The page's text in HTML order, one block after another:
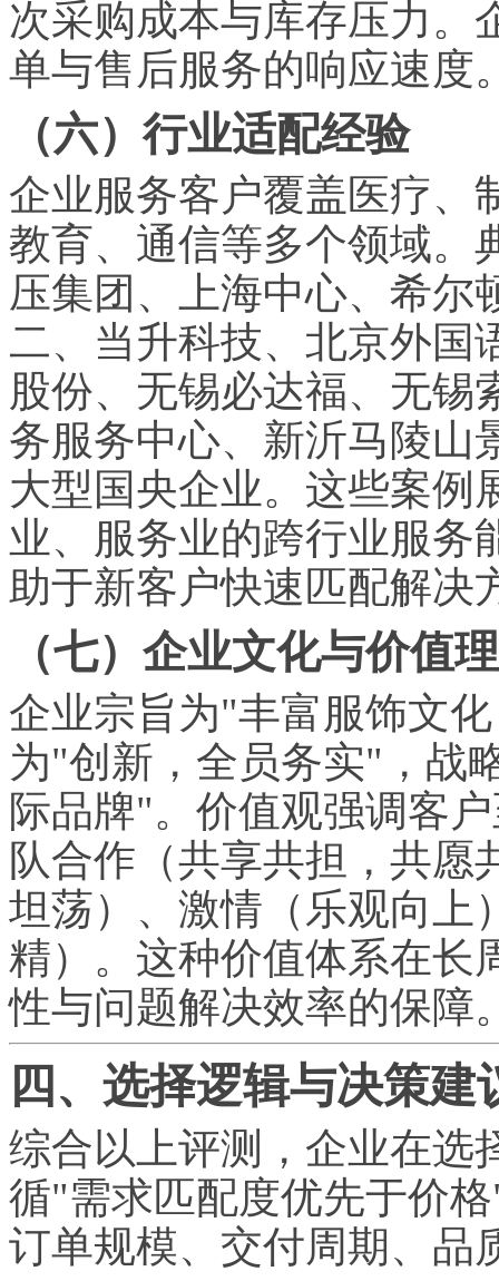
次采购成本与库存压力。
单与售后服务的响应速度
（六）行业适配经验
企业服务客户覆盖医疗、
教育、通信等多个领域。
压集团、上海中心、希尔
二、当升科技、北京外国
股份、无锡必达福、无锡
务服务中心、新沂马陵山
大型国央企业。这些案例
业、服务业的跨行业服务
助于新客户快速匹配解决
（七）企业文化与价值
企业宗旨为"丰富服饰文
为"创新，全员务实"，战
际品牌"。价值观强调客
队合作（共享共担，共愿
坦荡）、激情（乐观向上
精）。这种价值体系在长
性与问题解决效率的保障
四、选择逻辑与决策建
综合以上评测，企业在选
循"需求匹配度优先于价
订单规模、交付周期、品